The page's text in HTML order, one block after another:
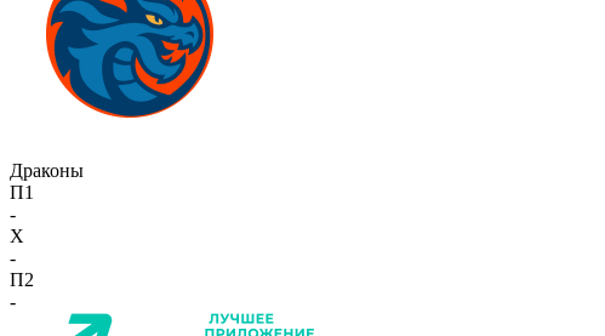
Драконы
П1
-
X
-
П2
-